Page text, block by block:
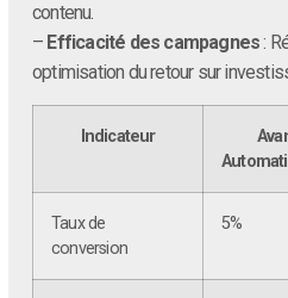
contenu.
– Efficacité des campagnes:
optimisation du retour sur
Indicateur
Taux de
conversion
5%